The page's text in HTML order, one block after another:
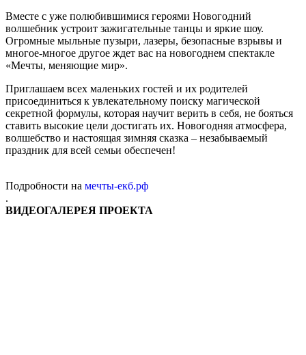
Вместе с уже полюбившимися героями Новогодний
волшебник устроит зажигательные танцы и яркие шоу.
Огромные мыльные пузыри, лазеры, безопасные взрывы и
многое-многое другое ждет вас на новогоднем спектакле
«Мечты, меняющие мир».
Приглашаем всех маленьких гостей и их родителей
присоединиться к увлекательному поиску магической
секретной формулы, которая научит верить в себя, не бояться
ставить высокие цели достигать их. Новогодняя атмосфера,
волшебство и настоящая зимняя сказка – незабываемый
праздник для всей семьи обеспечен!
Подробности на мечты-екб.рф
.
ВИДЕОГАЛЕРЕЯ ПРОЕКТА